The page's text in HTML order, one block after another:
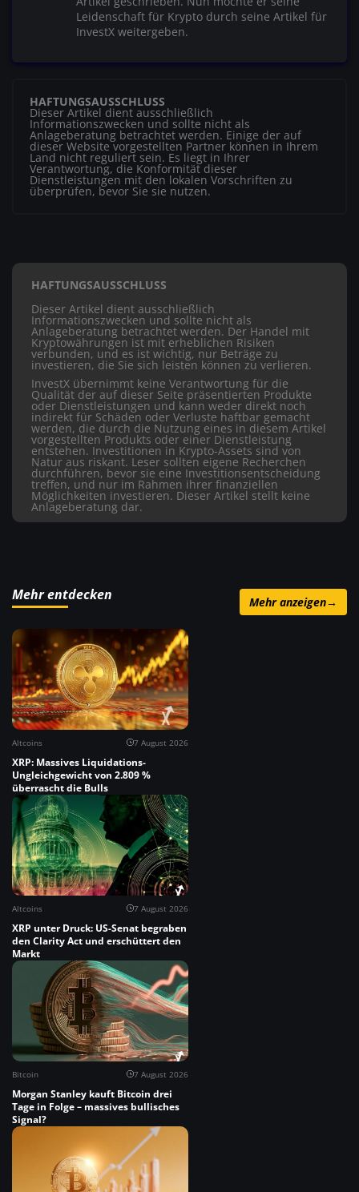
Leidenschaft für Krypto durch seine Artikel für
InvestX weitergeben.
HAFTUNGSAUSSCHLUSS
Dieser Artikel dient ausschließlich
Informationszwecken und sollte nicht als
Anlageberatung betrachtet werden. Einige der auf
dieser Website vorgestellten Partner können in Ihrem
Land nicht reguliert sein. Es liegt in Ihrer
Verantwortung, die Konformität dieser
Dienstleistungen mit den lokalen Vorschriften zu
überprüfen, bevor Sie sie nutzen.
HAFTUNGSAUSSCHLUSS
Dieser Artikel dient ausschließlich
Informationszwecken und sollte nicht als
Anlageberatung betrachtet werden. Der Handel mit
Kryptowährungen ist mit erheblichen Risiken
verbunden, und es ist wichtig, nur Beträge zu
investieren, die Sie sich leisten können zu verlieren.
InvestX übernimmt keine Verantwortung für die
Qualität der auf dieser Seite präsentierten Produkte
oder Dienstleistungen und kann weder direkt noch
indirekt für Schäden oder Verluste haftbar gemacht
werden, die durch die Nutzung eines in diesem Artikel
vorgestellten Produkts oder einer Dienstleistung
entstehen. Investitionen in Krypto-Assets sind von
Natur aus riskant. Leser sollten eigene Recherchen
durchführen, bevor sie eine Investitionsentscheidung
treffen, und nur im Rahmen ihrer finanziellen
Möglichkeiten investieren. Dieser Artikel stellt keine
Anlageberatung dar.
Mehr entdecken Mehr anzeigen→
Altcoins 7 August 2026
XRP: Massives Liquidations-
Ungleichgewicht von 2.809 %
überrascht die Bulls
Altcoins 7 August 2026
XRP unter Druck: US-Senat begraben
den Clarity Act und erschüttert den
Markt
Bitcoin 7 August 2026
Morgan Stanley kauft Bitcoin drei
Tage in Folge – massives bullisches
Signal?